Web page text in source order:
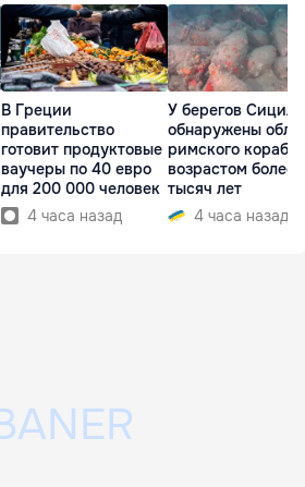
В Греции
правительство
готовит продуктовые
ваучеры по 40 евро
для 200 000 человек
4 часа назад
У берегов
обнаружены
римского корабля
возрастом более
тысяч лет
4 часа назад